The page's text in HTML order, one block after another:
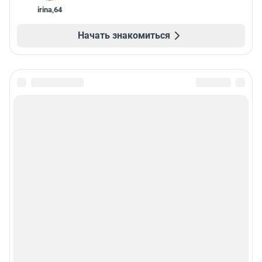
irina,64
Начать знакомиться